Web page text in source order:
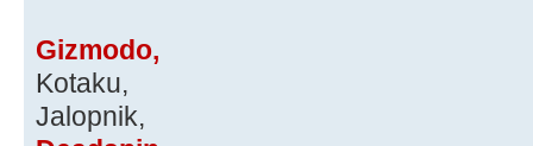
Gizmodo,
Kotaku,
Jalopnik,